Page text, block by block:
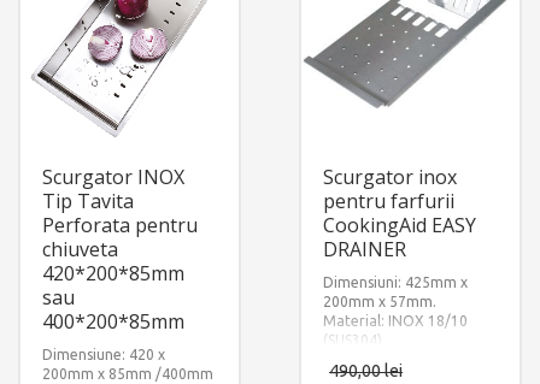
Scurgator INOX
Tip Tavita
Perforata pentru
chiuveta
420*200*85mm
sau
400*200*85mm
Dimensiune: 420 x
200mm x 85mm /400mm
Scurgator inox
pentru farfurii
CookingAid EASY
DRAINER
Dimensiuni: 425mm x
200mm x 57mm.
Material: INOX 18/10
(SUS304)
490,00lei